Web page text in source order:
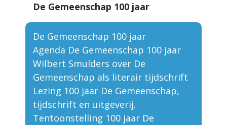
De Gemeenschap 100 jaar
De Gemeenschap 100 jaar
Agenda De Gemeenschap 100 jaar
Wilbert Smulders over De
Gemeenschap als literair tijdschrift
Lezing 100 jaar De Gemeenschap,
tijdschrift en uitgeverij.
Tentoonstelling 100 jaar De